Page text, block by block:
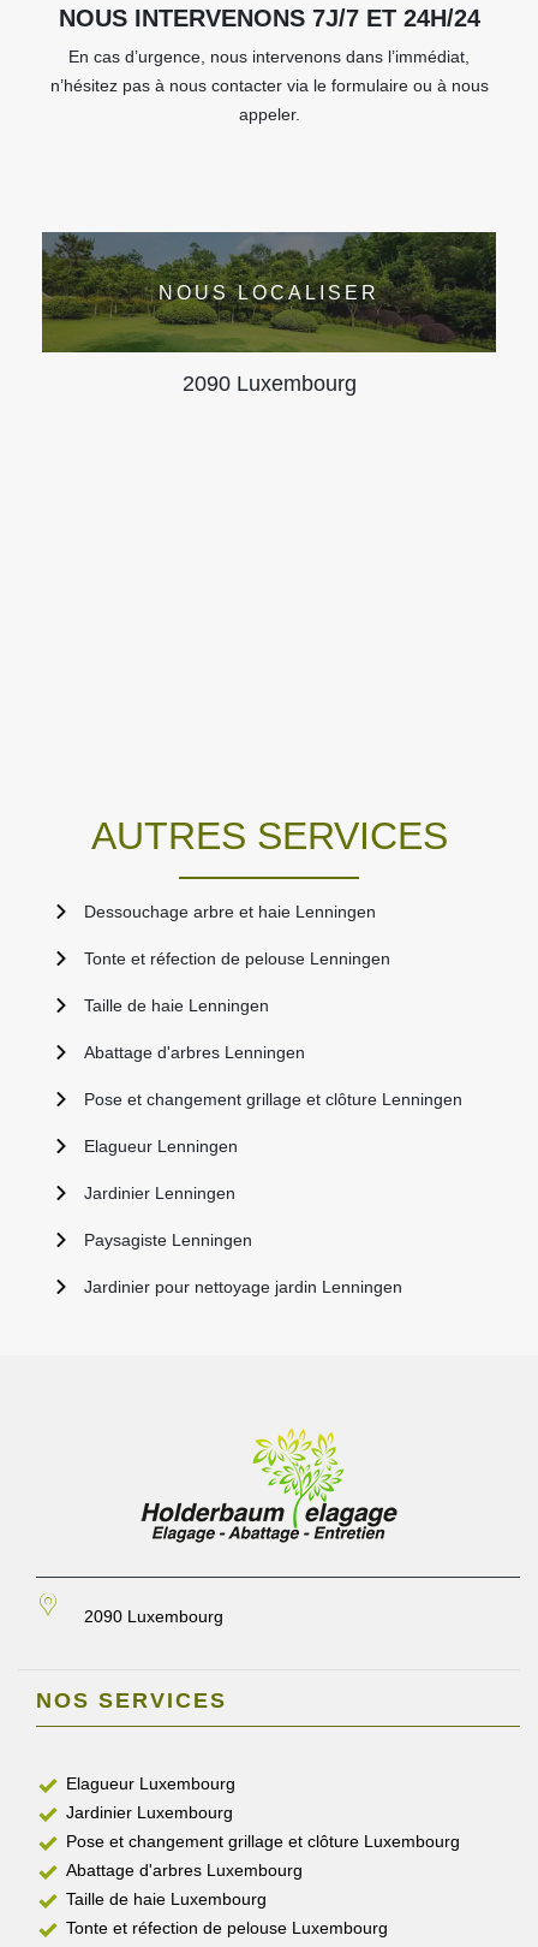
NOUS INTERVENONS 7J/7 ET 24H/24
En cas d’urgence, nous intervenons dans l’immédiat,
n’hésitez pas à nous contacter via le formulaire ou à nous
appeler.
NOUS LOCALISER
2090 Luxembourg
AUTRES SERVICES
Dessouchage arbre et haie Lenningen
Tonte et réfection de pelouse Lenningen
Taille de haie Lenningen
Abattage d'arbres Lenningen
Pose et changement grillage et clôture Lenningen
Elagueur Lenningen
Jardinier Lenningen
Paysagiste Lenningen
Jardinier pour nettoyage jardin Lenningen
2090 Luxembourg
NOS SERVICES
Elagueur Luxembourg
Jardinier Luxembourg
Pose et changement grillage et clôture Luxembourg
Abattage d'arbres Luxembourg
Taille de haie Luxembourg
Tonte et réfection de pelouse Luxembourg